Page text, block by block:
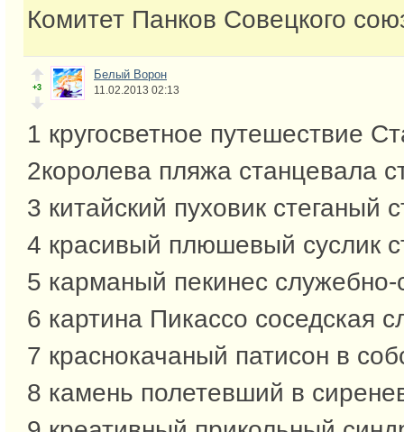
Комитет Панков Совецкого
+3
Белый Ворон
11.02.2013 02:13
1 кругосветное путешествие
2королева пляжа станцевала
3 китайский пуховик стеганый
4 красивый плюшевый суслик
5 карманый пекинес
6 картина Пикассо соседская
7 краснокачаный патисон в
8 камень полетевший в